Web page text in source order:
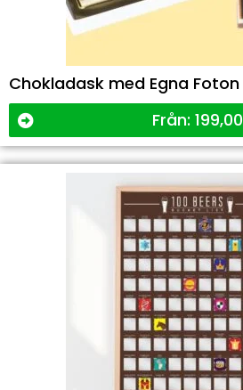
Chokladask med Egna Foton
Från: 199,00